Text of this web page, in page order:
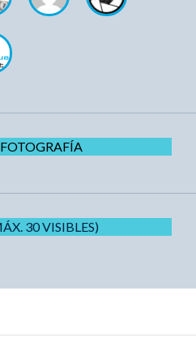
30 VISIBLES)